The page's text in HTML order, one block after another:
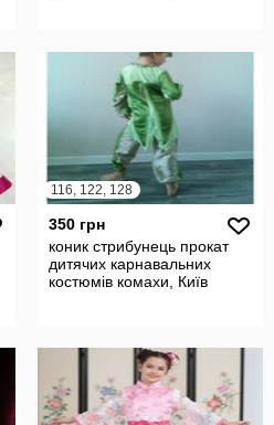
116, 122, 128
350 грн
коник стрибунець прокат
дитячих карнавальних
костюмів комахи, Київ